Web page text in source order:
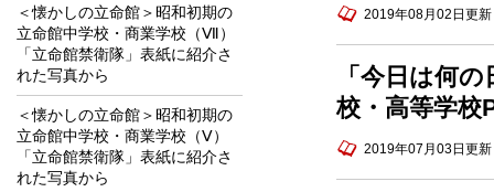
2019年08月02日更新
「今日は何
校・高等学校
2019年07月03日更新
＜懐かしの立命館＞昭和初期の
立命館中学校・商業学校（Ⅶ）
「立命館禁衛隊」表紙に紹介さ
れた写真から
＜懐かしの立命館＞昭和初期の
立命館中学校・商業学校（Ⅴ）
「立命館禁衛隊」表紙に紹介さ
れた写真から